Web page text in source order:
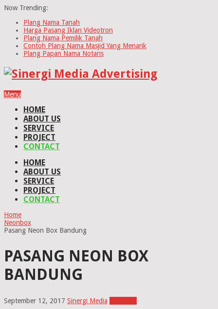
Now Trending:
Plang Nama Tanah
Harga Pasang Iklan Videotron
Plang Nama Pemilik Tanah
Contoh Plang Nama Masjid Yang Menarik
Plang Papan Nama Notaris
Menu
HOME
ABOUT US
SERVICE
PROJECT
CONTACT
HOME
ABOUT US
SERVICE
PROJECT
CONTACT
Home
Neonbox
Pasang Neon Box Bandung
PASANG NEON BOX
BANDUNG
September 12, 2017 Sinergi Media